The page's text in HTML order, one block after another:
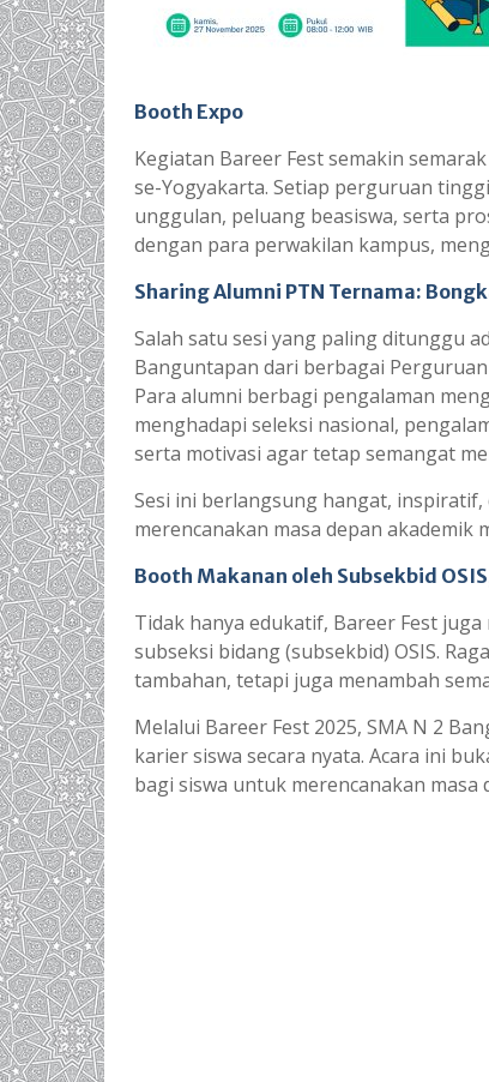
Booth Expo
Kegiatan Bareer Fest semakin
se-Yogyakarta. Setiap perguruan
unggulan, peluang beasiswa, serta
dengan para perwakilan kampus,
Sharing Alumni PTN Ternama:
Salah satu sesi yang paling ditunggu
Banguntapan dari berbagai
Para alumni berbagi pengalaman
menghadapi seleksi nasional,
serta motivasi agar tetap semangat
Sesi ini berlangsung hangat, inspiratif,
merencanakan masa depan akademik
Booth Makanan oleh Subsekbid
Tidak hanya edukatif, Bareer Fest
subseksi bidang (subsekbid) OSIS.
tambahan, tetapi juga menambah
Melalui Bareer Fest 2025, SMA N 2
karier siswa secara nyata. Acara ini
bagi siswa untuk merencanakan masa